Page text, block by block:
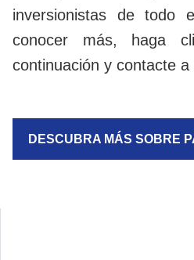
inversionistas de todo
conocer más, haga
continuación y contacte a
DESCUBRA MÁS SOBRE